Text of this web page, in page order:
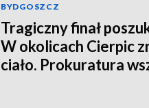
BYDGOSZCZ
Tragiczny finał
W okolicach Cierpic
ciało. Prokuratura